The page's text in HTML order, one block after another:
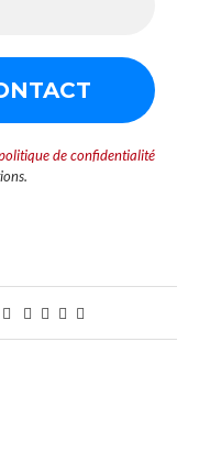
de confidentialité